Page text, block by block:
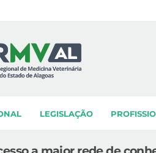
LEGISLAÇÃO